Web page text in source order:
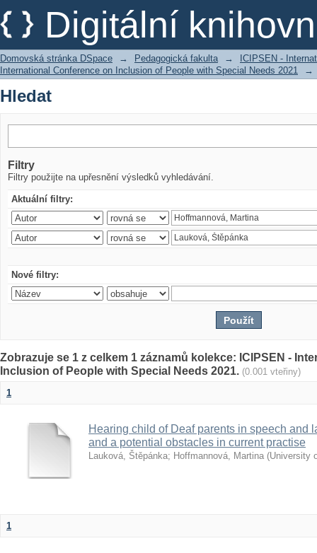
Digitální
Hledat
Domovská stránka DSpace → Pedagogická fakulta →
ICIPSEN -
International Conference on Inclusion of People with Special Needs 2021
→
Hledat
Filtry
Filtry použijte na upřesnění výsledků vyhledávání.
Aktuální filtry:
Nové filtry:
Zobrazuje se 1 z celkem 1 záznamů kolekce: ICIPSEN -
Inclusion of People with Special Needs 2021. (0.001 vteřiny)
1
Hearing child of Deaf parents in speech and
and a potential obstacles in current practise
Lauková, Štěpánka; Hoffmannová, Martina (University
1